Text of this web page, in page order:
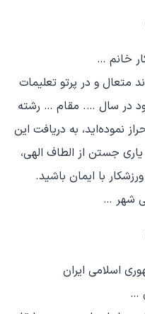
خانم …
متعال و در پرتو تعلیمات
در سال …. مقام … رشته
نموده‌اید، به دریافت این
جستن از الطاف الهی،
با ایمان باشید.
شهر …
اسلامی ایران
…